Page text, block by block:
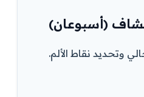
وتحديد نقاط الألم.